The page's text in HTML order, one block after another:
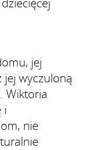
jej
wyczuloną
Wiktoria
i
nie